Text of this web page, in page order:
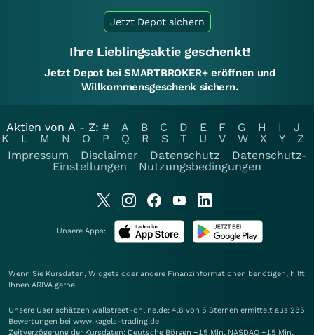
Jetzt Depot sichern
Ihre Lieblingsaktie geschenkt!
Jetzt Depot bei SMARTBROKER+ eröffnen und
Willkommensgeschenk sichern.
Aktien von A - Z: # A B C D E F G H I
J
K
L M N O P Q R S T U V W X Y
Z
Impressum
Disclaimer Datenschutz
Datenschutz-
Einstellungen
Nutzungsbedingungen
Unsere Apps:
Wenn Sie Kursdaten, Widgets oder andere Finanzinformationen benötigen, hilft
Ihnen ARIVA gerne.
Unsere User schätzen wallstreet-online.de: 4.8 von 5 Sternen ermittelt aus 285
Bewertungen bei www.kagels-trading.de
Zeitverzögerung der Kursdaten: Deutsche Börsen +15 Min. NASDAQ +15 Min.